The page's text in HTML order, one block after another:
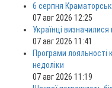
6 серпня
07 авг 2026 12:25
Українці
07 авг 2026 11:41
Програми лояльності
недоліки
07 авг 2026 11:19